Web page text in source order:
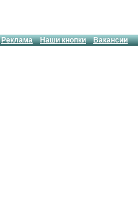
Реклама Наши кнопки Вакансии